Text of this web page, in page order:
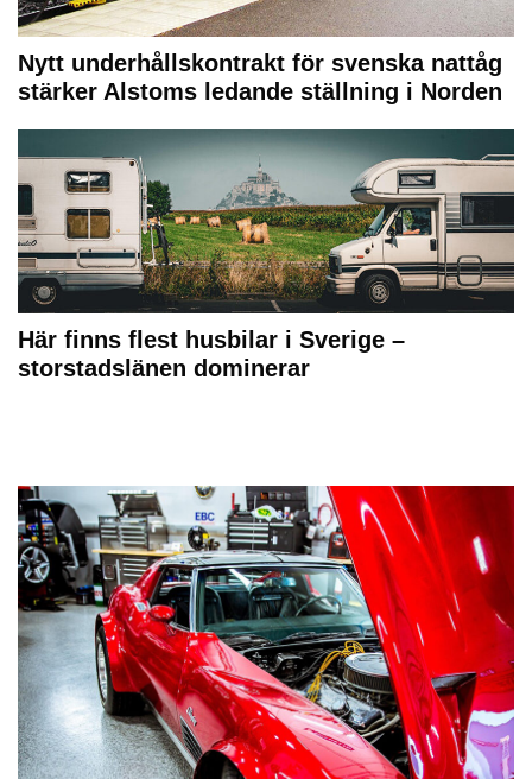
Nytt underhållskontrakt för svenska nattåg
stärker Alstoms ledande ställning i Norden
Här finns flest husbilar i Sverige –
storstadslänen dominerar